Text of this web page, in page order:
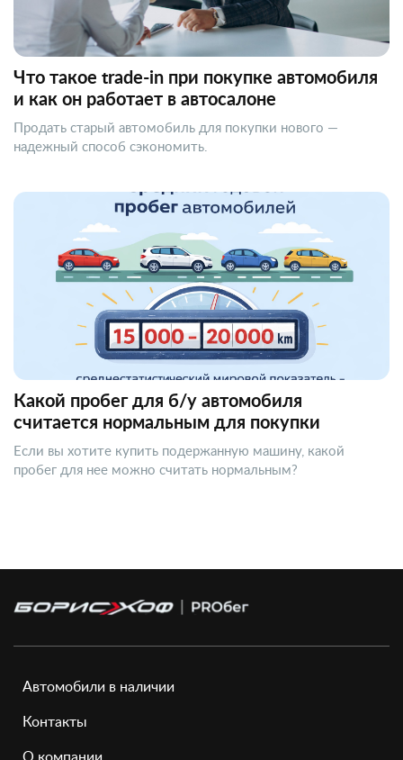
Что такое trade-in при покупке автомобиля
и как он работает в автосалоне
Продать старый автомобиль для покупки нового —
надежный способ сэкономить.
Какой пробег для б/у автомобиля
считается нормальным для покупки
Если вы хотите купить подержанную машину, какой
пробег для нее можно считать нормальным?
Автомобили в наличии
Контакты